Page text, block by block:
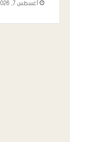
أغسطس 7, 2026